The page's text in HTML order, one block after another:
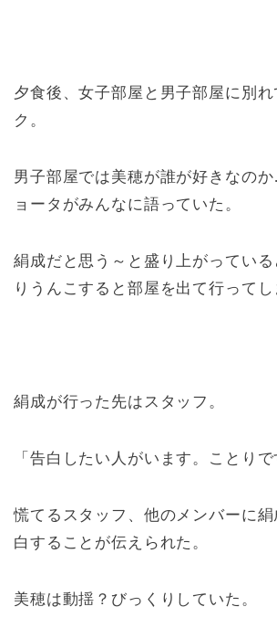
夕食後、女子部屋と男子部屋に別
ク。
男子部屋では美穂が誰が好きなの
ョータがみんなに語っていた。
絹成だと思う～と盛り上がっている
りうんこすると部屋を出て行ってし
絹成が行った先はスタッフ。
「告白したい人がいます。ことりで
慌てるスタッフ、他のメンバーに
白することが伝えられた。
美穂は動揺？びっくりしていた。